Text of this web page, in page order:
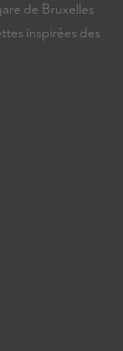
de Bruxelles
inspirées des